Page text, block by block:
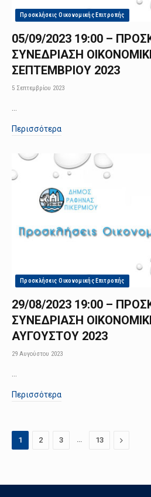
Προσκλήσεις Οικονομικής Επιτροπής
05/09/2023 19:00 –
ΣΥΝΕΔΡΙΑΣΗ
ΣΕΠΤΕΜΒΡΙΟΥ 2023
5 Σεπτεμβρίου 2023
Περισσότερα
Προσκλήσεις Οικονομικής Επιτροπής
29/08/2023 19:00 –
ΣΥΝΕΔΡΙΑΣΗ
ΑΥΓΟΥΣΤΟΥ 2023
29 Αυγούστου 2023
Περισσότερα
1 2 3 … 13 Next